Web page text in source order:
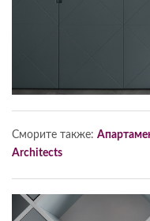
Сморите также:
Architects